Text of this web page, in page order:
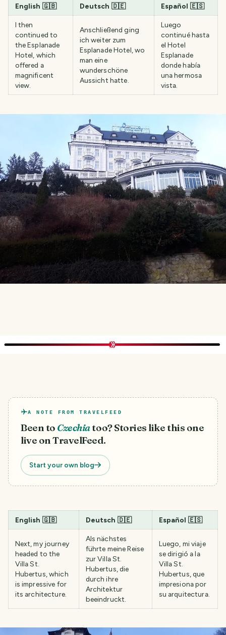
English 🇬🇧 Deutsch 🇩🇪 Español 🇪🇸
I then
continued to
the Esplanade
Hotel, which
offered a
magnificent
view.
Anschließend ging
ich weiter zum
Esplanade Hotel, wo
man eine
wunderschöne
Aussicht hatte.
Luego
continué hasta
el Hotel
Esplanade
donde había
una hermosa
vista.
A NOTE FROM TRAVELFEED
Been to Czechiatoo? Stories like this one
live on TravelFeed.
Start your own blog
English 🇬🇧 Deutsch 🇩🇪 Español 🇪🇸
Next, my journey
headed to the
Villa St.
Hubertus, which
is impressive for
its architecture.
Als nächstes
führte meine Reise
zur Villa St.
Hubertus, die
durch ihre
Architektur
beeindruckt.
Luego, mi viaje
se dirigió a la
Villa St.
Hubertus, que
impresiona por
su arquitectura.